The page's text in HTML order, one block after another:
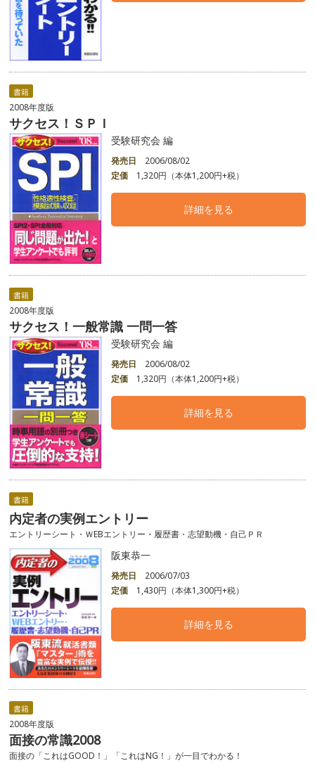
書籍
2008年度版
サクセス！ＳＰＩ
受験研究会 編
発売日
2006/08/02
定価
1,320円（本体1,200円+税）
詳細を見る
書籍
2008年度版
サクセス！一般常識 一問一答
受験研究会 編
発売日
2006/08/02
定価
1,320円（本体1,200円+税）
詳細を見る
書籍
内定者の実例エントリー
エントリーシート・ＷEBエントリー・履歴書・志望動機・自己ＰＲ
阪東恭一
発売日
2006/07/03
定価
1,430円（本体1,300円+税）
詳細を見る
書籍
2008年度版
面接の常識2008
面接の「これはGOOD！」「これはNG！」が一目でわかる！